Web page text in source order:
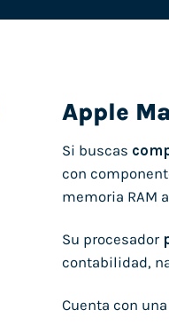
Apple
Si buscas
con
memoria RAM
Su procesador
contabilidad,
Cuenta con